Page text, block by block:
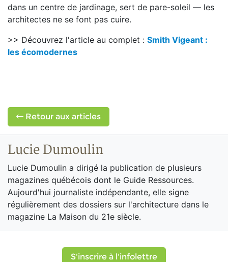
dans un centre de jardinage, sert de pare-soleil — les
architectes ne se font pas cuire.
>> Découvrez l'article au complet : Smith Vigeant :
les écomodernes
Retour aux articles
Lucie Dumoulin
Lucie Dumoulin a dirigé la publication de plusieurs
magazines québécois dont le Guide Ressources.
Aujourd'hui journaliste indépendante, elle signe
régulièrement des dossiers sur l'architecture dans le
magazine La Maison du 21e siècle.
S'inscrire à l'infolettre